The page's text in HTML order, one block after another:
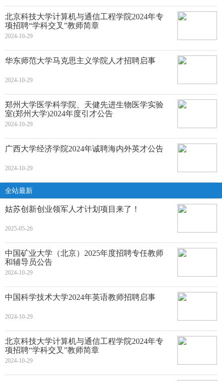
北京科技大学计算机与通信工程学院2024年专
项招聘“学科交叉”教师简章
2024-10-29
华东师范大学马克思主义学院人才招聘启事
2024-10-29
郑州大学医学科学院、天健先进生物医学实验
室(郑州大学)2024年度引才公告
2024-10-29
广西大学经济学院2024年诚聘海内外英才公告
2024-10-29
全站最新
姑苏创新创业领军人才计划项目来了！
2025-05-26
中国矿业大学（北京）2025年度招聘专任教师
和辅导员公告
2024-10-29
中国科学技术大学2024年英语教师招聘启事
2024-10-29
北京科技大学计算机与通信工程学院2024年专
项招聘“学科交叉”教师简章
2024-10-29